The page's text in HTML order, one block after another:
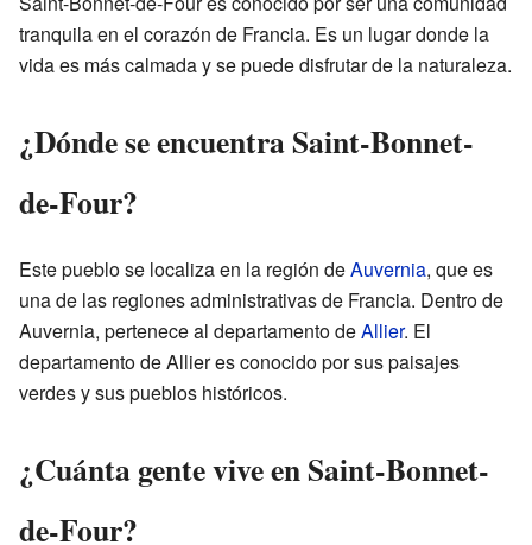
tranquila en el corazón de Francia. Es un lugar donde la
vida es más calmada y se puede disfrutar de la naturaleza.
¿Dónde se encuentra Saint-Bonnet-
de-Four?
Este pueblo se localiza en la región deAuvernia, que es
una de las regiones administrativas de Francia. Dentro de
Auvernia, pertenece al departamento deAllier. El
departamento de Allier es conocido por sus paisajes
verdes y sus pueblos históricos.
¿Cuánta gente vive en Saint-Bonnet-
de-Four?